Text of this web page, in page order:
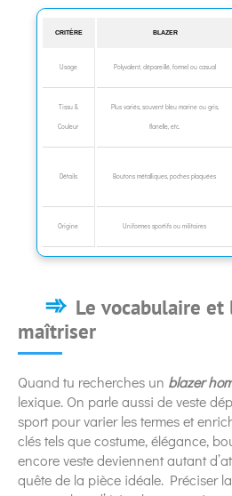
CRITÈRE BLAZER
Usage Polyvalent, dépareillé, formel ou casual
Tissu &
Couleur
Plus variés, souvent bleu marine ou gris,
flanelle, etc.
Détails Boutons métalliques, poches plaquées
Origine Uniformes sportifs ou militaires
Le vocabulaire
maîtriser
Quand tu recherches un blazer
lexique. On parle aussi de veste
sport pour varier les termes et
clés tels que costume, élégance,
encore veste deviennent autant
quête de la pièce idéale. Préciser